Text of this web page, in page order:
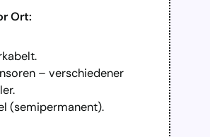
Ort:
– verschiedener
(semipermanent).